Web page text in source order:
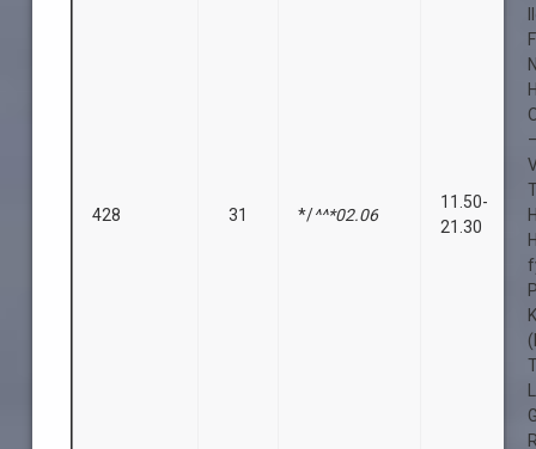
428 31 */^^*02.06
11.50-
21.30